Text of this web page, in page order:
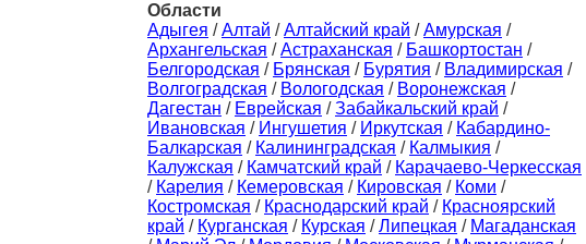
Области
Адыгея /Алтай /Алтайский край /Амурская /
Архангельская /Астраханская / Башкортостан /
Белгородская / Брянская / Бурятия / Владимирская /
Волгоградская / Вологодская / Воронежская /
Дагестан / Еврейская /Забайкальский край /
Ивановская / Ингушетия / Иркутская / Кабардино-
Балкарская / Калининградская / Калмыкия /
Калужская / Камчатский край / Карачаево-Черкесская
/ Карелия / Кемеровская / Кировская / Коми /
Костромская / Краснодарский край / Красноярский
край / Курганская / Курская /Липецкая / Магаданская